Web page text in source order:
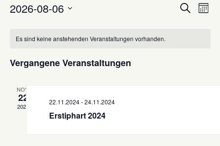
Suche
2026-08-06
Es sind keine anstehenden Veranstaltungen vorhanden.
Vergangene Veranstaltungen
NOV.
22
2024
22.11.2024-24.11.2024
Erstiphart 2024